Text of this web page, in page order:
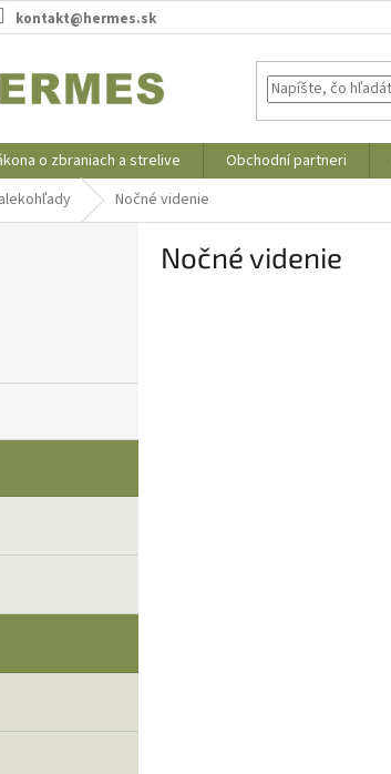
kontakt@hermes.sk
o zbraniach a strelive Obchodní partneri
Nočné videnie
Nočné videnie